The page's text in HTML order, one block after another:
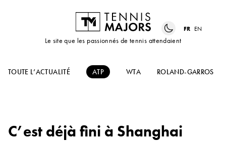
Le site que les passionnés de tennis attendaient
FR EN
TOUTE L’ACTUALITÉ ATP WTA ROLAND-GARROS
C’est déjà fini à Shanghai